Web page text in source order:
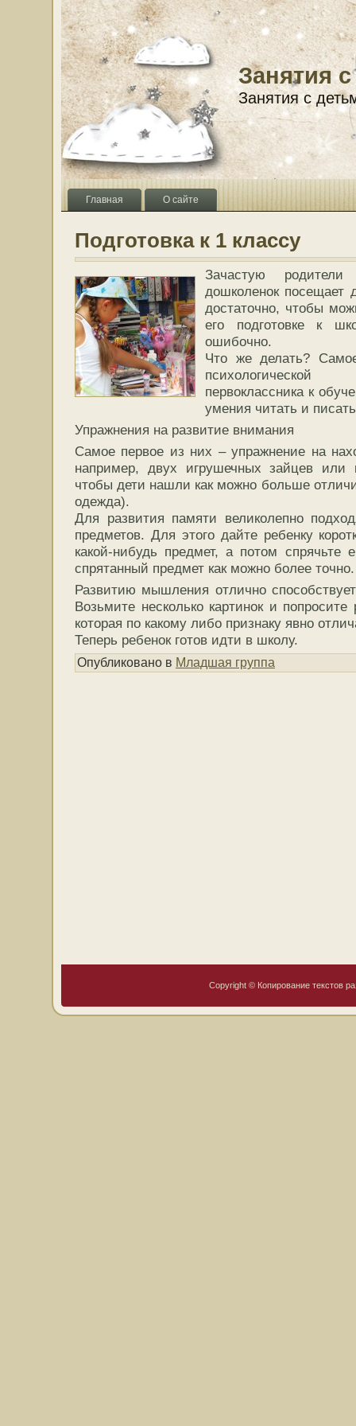
Занятия
Занятия с
Главная О сайте
Подготовка к 1 классу
Зачастую
дошколенок посещает
достаточно, чтобы
его подготовке к
ошибочно.
Что же делать?
первоклассника к
умения читать и
Упражнения на развитие внимания
Самое первое из них – упражнение на
например, двух игрушечных зайцев или
чтобы дети нашли как можно больше
одежда).
Для развития памяти великолепно
предметов. Для этого дайте ребенку
какой-нибудь предмет, а потом спрячьте
спрятанный предмет как можно более точно.
Развитию мышления отлично
Возьмите несколько картинок и
которая по какому либо признаку явно
Теперь ребенок готов идти в школу.
Опубликовано в Младшая группа
Copyright © Копирование текстов